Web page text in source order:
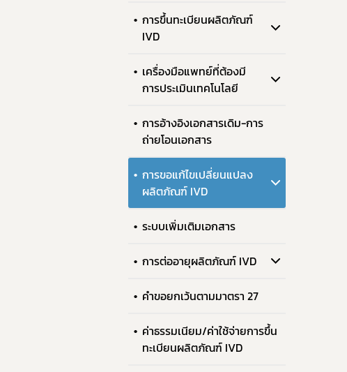
การขึ้นทะเบียนผลิตภัณฑ์
IVD
เครื่องมือแพทย์ที่ต้องมี
การประเมินเทคโนโลยี
การอ้างอิงเอกสารเดิม-การ
ถ่ายโอนเอกสาร
การขอแก้ไขเปลี่ยนแปลง
ผลิตภัณฑ์ IVD
ระบบเพิ่มเติมเอกสาร
การต่ออายุผลิตภัณฑ์ IVD
คำขอยกเว้นตามมาตรา 27
ค่าธรรมเนียม/ค่าใช้จ่ายการขึ้น
ทะเบียนผลิตภัณฑ์ IVD